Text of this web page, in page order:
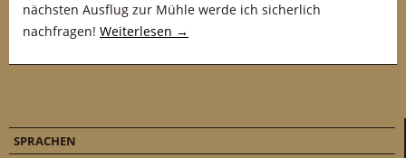
nächsten Ausflug zur Mühle werde ich sicherlich
nachfragen! Weiterlesen →
SPRACHEN